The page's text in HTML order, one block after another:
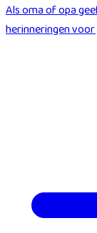
Als oma of opa
herinneringen